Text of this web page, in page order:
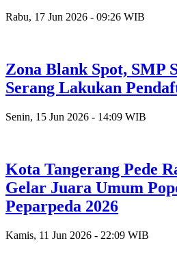
Rabu, 17 Jun 2026 - 09:26 WIB
Zona Blank Spot, SMP
Serang Lakukan
Senin, 15 Jun 2026 - 14:09 WIB
Kota Tangerang Pede
Gelar Juara Umum
Peparpeda 2026
Kamis, 11 Jun 2026 - 22:09 WIB